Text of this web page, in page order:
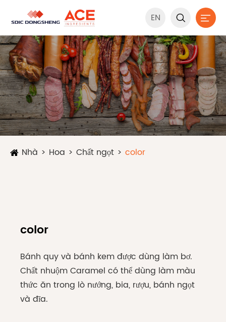
EN  
Nhà Hoa Chất ngọt color
color
Bánh quy và bánh kem được dùng làm bơ.
Chất nhuộm Caramel có thể dùng làm màu
thức ăn trong lò nướng, bia, rượu, bánh ngọt
và đĩa.